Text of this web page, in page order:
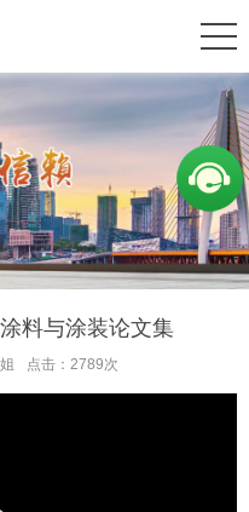
料与涂装论文集
点击：2789次